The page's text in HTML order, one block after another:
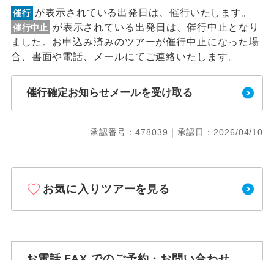
催行 が表示されている出発日は、催行いたします。
催行中止
が表示されている出発日は、催行中止となり
ました。お申込み済みのツアーが催行中止になった場
合、書面や電話、メールにてご連絡いたします。
催行確定お知らせメールを受け取る
承認番号：478039｜承認日：2026/04/10
お気に入りツアーを見る